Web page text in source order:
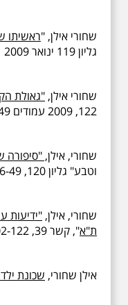
שחורי אילן, "ראשיתו
גליון 119 ינואר 2009
שחורי אילן, "גאולת
122, 2009 עמודים 46-49.
שחורי, אילן, "סיפורה
וטבע" גליון 120, 46-49, 2009 .
שחורי, אילן, "ידיעות
ת"א", קשר 39, 102-122, 2009
אילן שחורי, שכונת